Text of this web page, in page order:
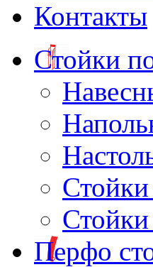
Контакты
Стойки
Стойки
Перфо